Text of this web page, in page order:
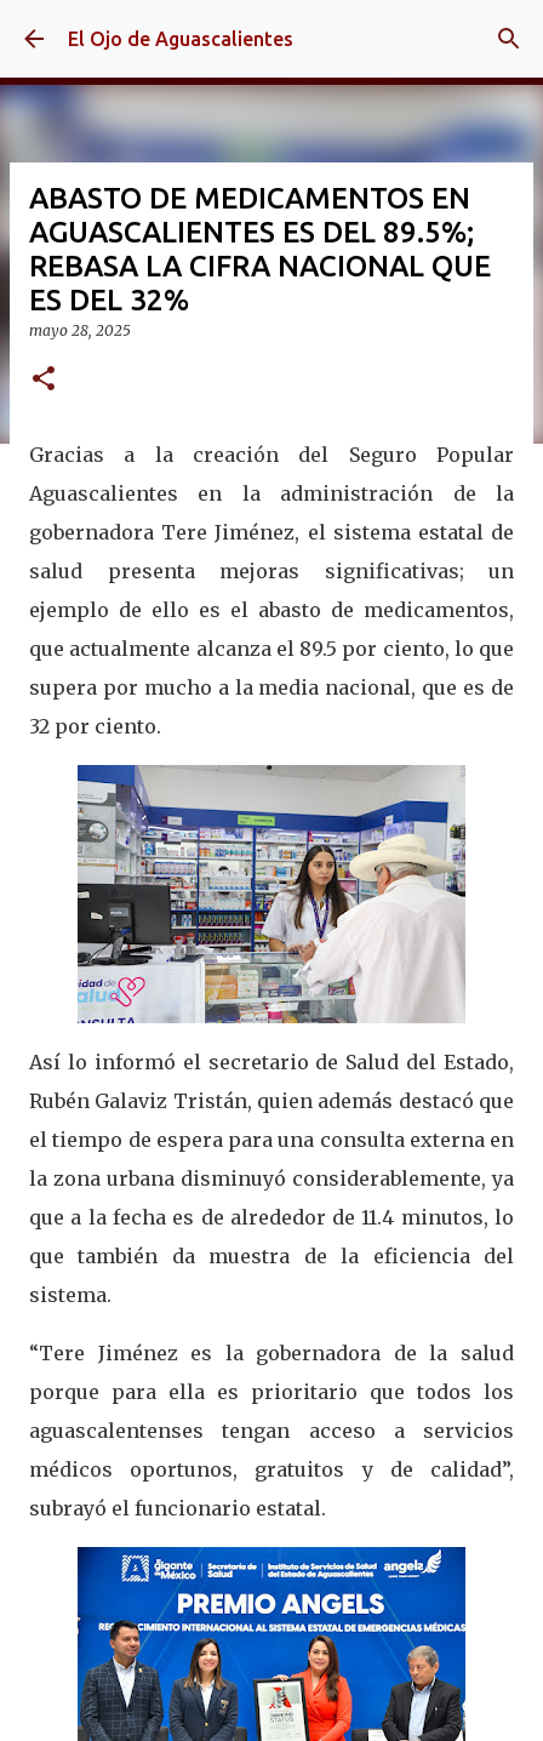
Ir al contenido principal
El Ojo de Aguascalientes
ABASTO DE MEDICAMENTOS EN
AGUASCALIENTES ES DEL 89.5%;
REBASA LA CIFRA NACIONAL QUE
ES DEL 32%
mayo 28, 2025
Gracias a la creación del Seguro Popular
Aguascalientes en la administración de la
gobernadora Tere Jiménez, el sistema estatal de
salud presenta mejoras significativas; un
ejemplo de ello es el abasto de medicamentos,
que actualmente alcanza el 89.5 por ciento, lo que
supera por mucho a la media nacional, que es de
32 por ciento.
Así lo informó el secretario de Salud del Estado,
Rubén Galaviz Tristán, quien además destacó que
el tiempo de espera para una consulta externa en
la zona urbana disminuyó considerablemente, ya
que a la fecha es de alrededor de 11.4 minutos, lo
que también da muestra de la eficiencia del
sistema.
“Tere Jiménez es la gobernadora de la salud
porque para ella es prioritario que todos los
aguascalentenses tengan acceso a servicios
médicos oportunos, gratuitos y de calidad”,
subrayó el funcionario estatal.